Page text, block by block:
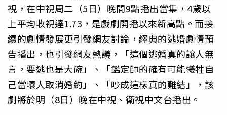
視，在中視周二（5日）晚間9點播出當集，4歲以
上平均收視達1.73，是戲劇開播以來新高點。而接
續的劇情發展更引發網友討論，經典的逃婚劇情預
告播出，也引發網友熱議，「這個逃婚真的讓人無
言，要逃也是大碗」、「鑑定師的確有可能犧牲自
己當壞人取消婚約」、「吵成這樣真的難結」，該
劇將於明（8日）晚在中視、衛視中文台播出。